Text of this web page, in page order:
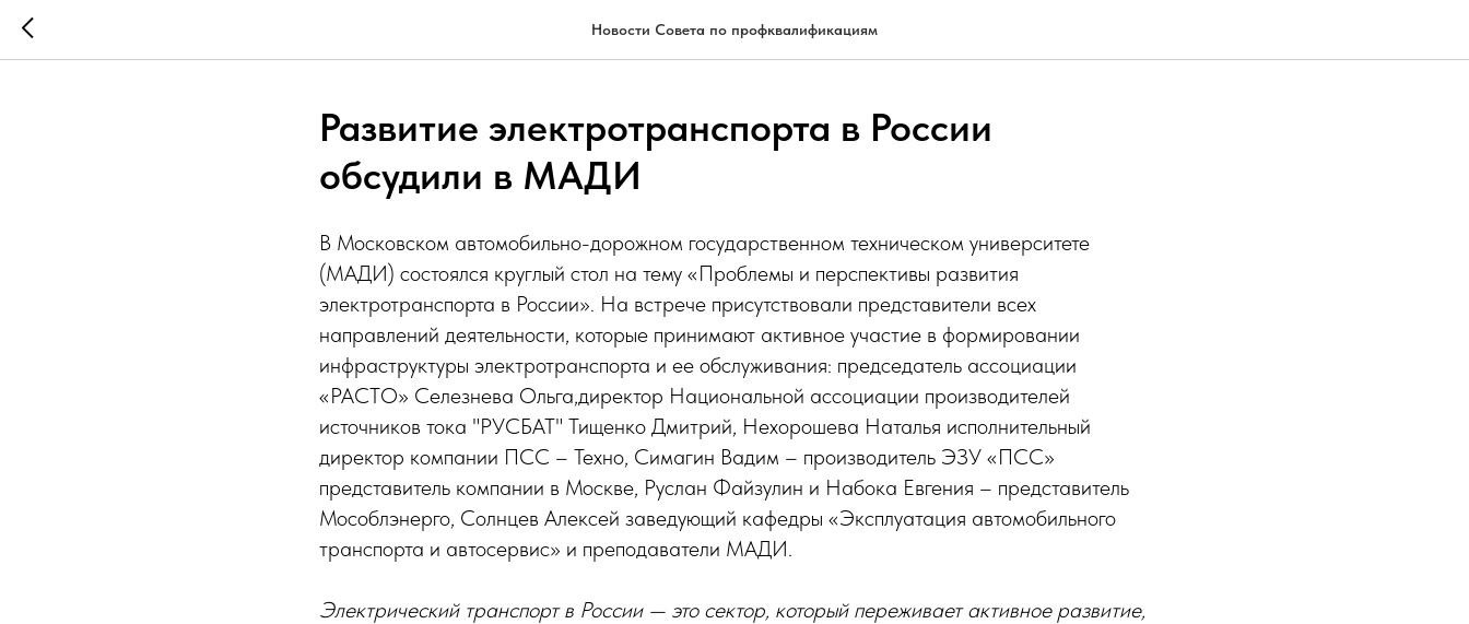
Новости Совета по профквалификациям
Развитие электротранспорта в России
обсудили в МАДИ
В Московском автомобильно-дорожном государственном техническом университете
(МАДИ) состоялся круглый стол на тему «Проблемы и перспективы развития
электротранспорта в России». На встрече присутствовали представители всех
направлений деятельности, которые принимают активное участие в формировании
инфраструктуры электротранспорта и ее обслуживания: председатель ассоциации
«РАСТО» Селезнева Ольга,директор Национальной ассоциации производителей
источников тока "РУСБАТ" Тищенко Дмитрий, Нехорошева Наталья исполнительный
директор компании ПСС – Техно, Симагин Вадим – производитель ЭЗУ «ПСС»
представитель компании в Москве, Руслан Файзулин и Набока Евгения – представитель
Мособлэнерго, Солнцев Алексей заведующий кафедры «Эксплуатация автомобильного
транспорта и автосервис» и преподаватели МАДИ.
Электрический транспорт в России — это сектор, который переживает активное развитие,